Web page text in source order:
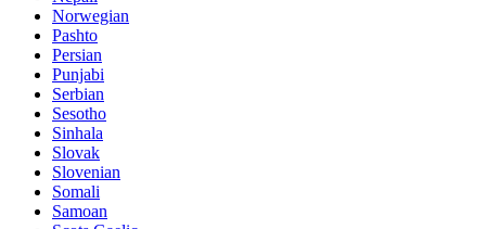
Norwegian
Pashto
Persian
Punjabi
Serbian
Sesotho
Sinhala
Slovak
Slovenian
Somali
Samoan